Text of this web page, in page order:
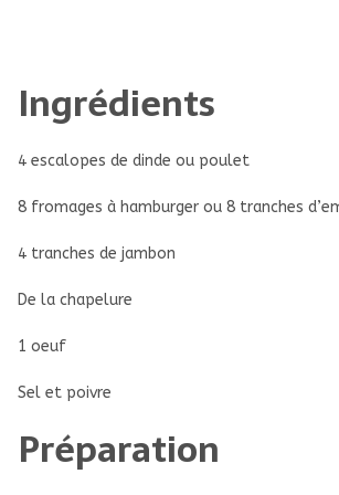
Ingrédients
4 escalopes de dinde ou poulet
8 fromages à hamburger ou 8 tranches
4 tranches de jambon
De la chapelure
1 oeuf
Sel et poivre
Préparation